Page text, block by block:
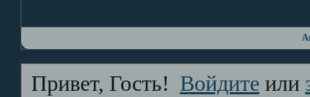
Привет, Гость! Войдите или